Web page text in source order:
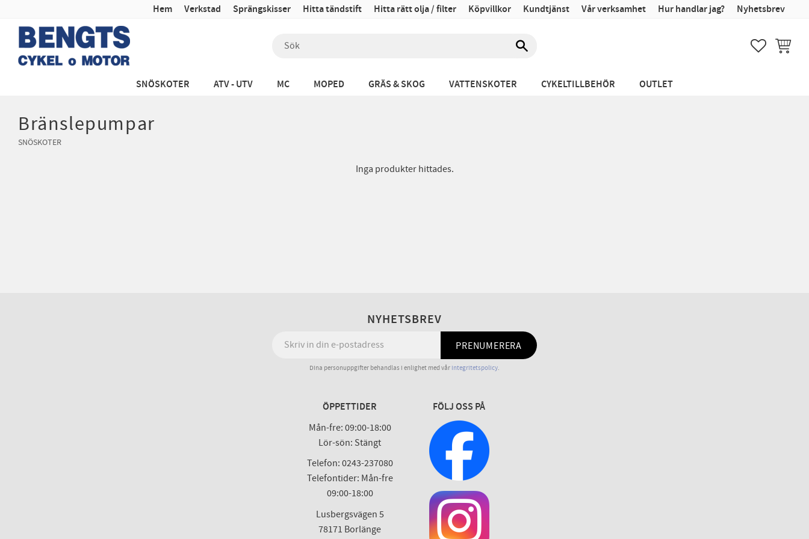
Hem Verkstad Sprängskisser Hitta tändstift Hitta rätt olja / filter Köpvillkor Kundtjänst Vår verksamhet Hur handlar jag? Nyhetsbrev
FAVORITER
SNÖSKOTER ATV - UTV MC MOPED GRÄS & SKOG VATTENSKOTER CYKELTILLBEHÖR OUTLET
Bränslepumpar
SNÖSKOTER
Inga produkter hittades.
NYHETSBREV
PRENUMERERA
Dina personuppgifter behandlas i enlighet med vår integritetspolicy.
ÖPPETTIDER
Mån-fre: 09:00-18:00
Lör-sön: Stängt
Telefon: 0243-237080
Telefontider: Mån-fre
09:00-18:00
Lusbergsvägen 5
78171 Borlänge
FÖLJ OSS PÅ